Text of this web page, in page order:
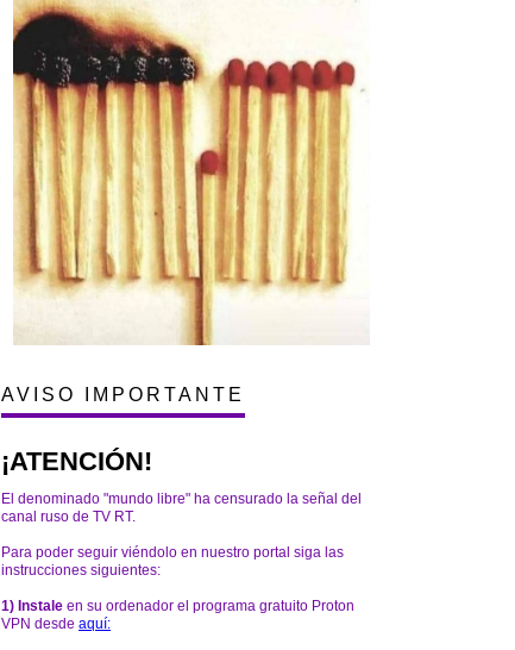
AVISO IMPORTANTE
¡ATENCIÓN!
El denominado "mundo libre" ha censurado la señal del
canal ruso de TV RT.
Para poder seguir viéndolo en nuestro portal siga las
instrucciones siguientes:
1) Instale en su ordenador el programa gratuito Proton
VPN desde aquí: